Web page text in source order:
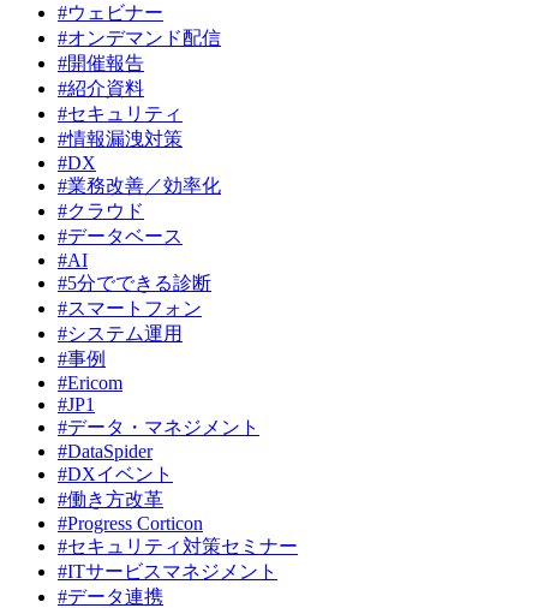
#ウェビナー
#オンデマンド配信
#開催報告
#紹介資料
#セキュリティ
#情報漏洩対策
#DX
#業務改善／効率化
#クラウド
#データベース
#AI
#5分でできる診断
#スマートフォン
#システム運用
#事例
#Ericom
#JP1
#データ・マネジメント
#DataSpider
#DXイベント
#働き方改革
#Progress Corticon
#セキュリティ対策セミナー
#ITサービスマネジメント
#データ連携